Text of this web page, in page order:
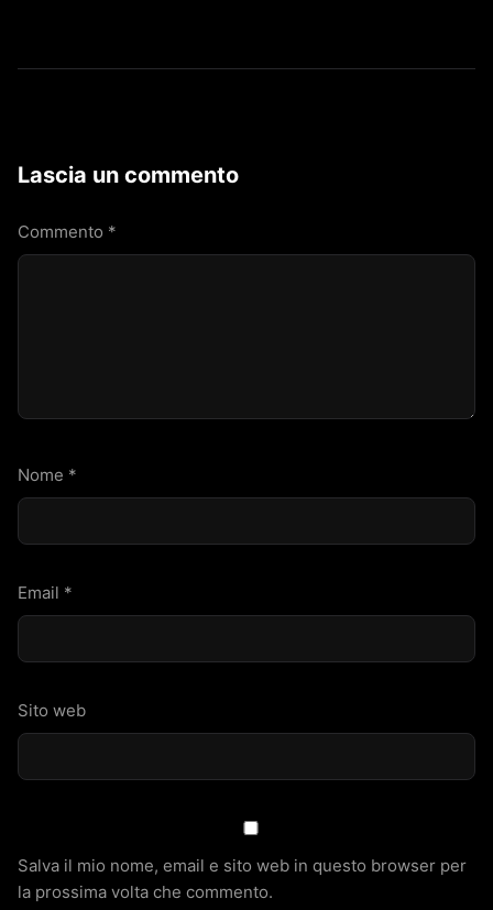
Lascia un commento
Commento *
Nome *
Email *
Sito web
Salva il mio nome, email e sito web in questo browser per
la prossima volta che commento.